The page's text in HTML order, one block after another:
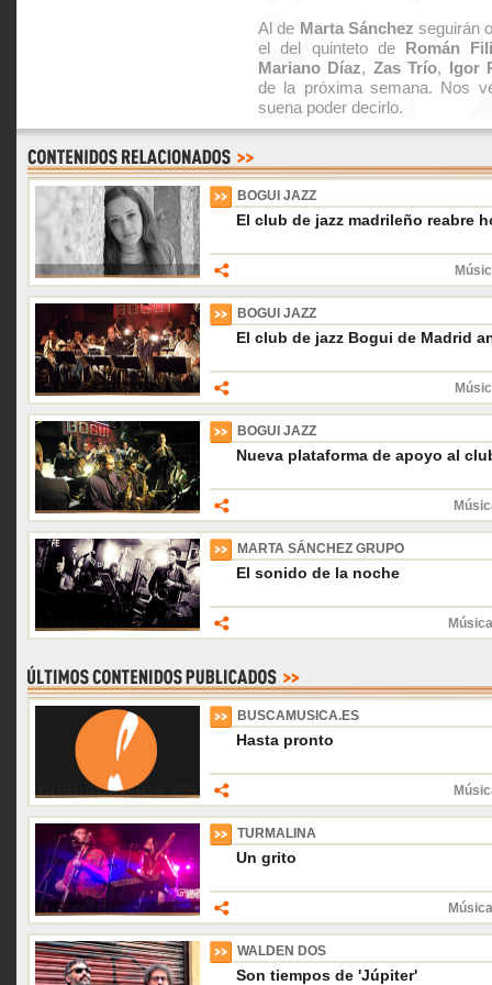
Al de Marta Sánchez seguirán
el del quinteto de Román
Mariano Díaz, Zas Trío, Igor
de la próxima semana. Nos
suena poder decirlo.
BOGUI JAZZ
El club de jazz madrileño reabre
BOGUI JAZZ
El club de jazz Bogui de Madrid
BOGUI JAZZ
Nueva plataforma de apoyo al
MARTA SÁNCHEZ GRUPO
El sonido de la noche
BUSCAMUSICA.ES
Hasta pronto
TURMALINA
Un grito
WALDEN DOS
Son tiempos de 'Júpiter'